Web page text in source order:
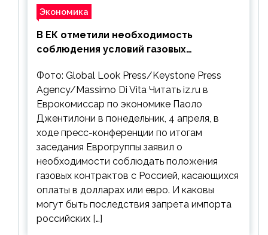
Экономика
В ЕК отметили необходимость
соблюдения условий газовых
Фото: Global Look Press/Keystone Press
Agency/Massimo Di Vita Читать iz.ru в
Еврокомиссар по экономике Паоло
Джентилони в понедельник, 4 апреля, в
ходе пресс-конференции по итогам
заседания Еврогруппы заявил о
необходимости соблюдать положения
газовых контрактов с Россией, касающихся
оплаты в долларах или евро. И каковы
могут быть последствия запрета импорта
российских […]